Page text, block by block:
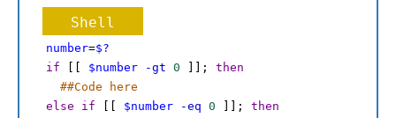
Shell
number=$?
if
$number -gt 0 ]]; then
##Code here
else
if $number -eq 0 ]]; then